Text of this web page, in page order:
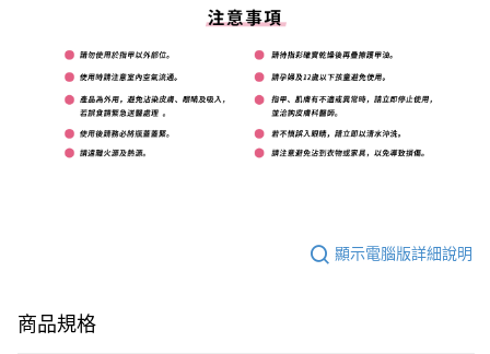
顯示電腦版詳細說明
商品規格